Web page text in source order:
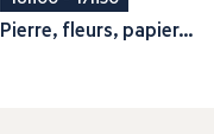
Pierre, fleurs, papier...